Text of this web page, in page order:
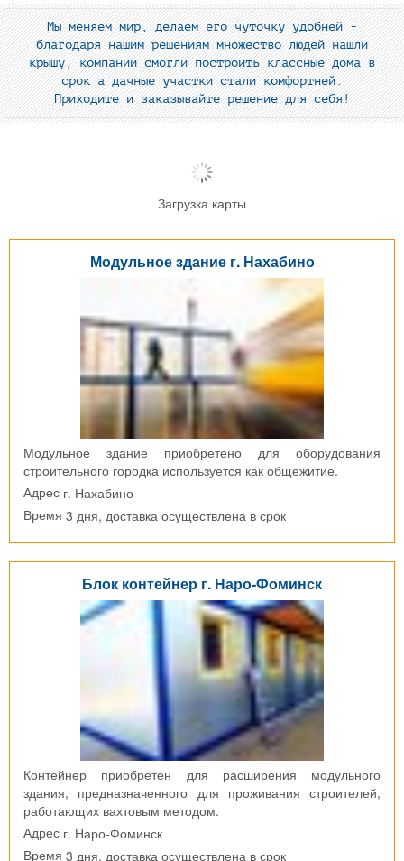
Мы меняем мир, делаем его чуточку удобней -
благодаря нашим решениям множество людей нашли
крышу, компании смогли построить классные дома в
срок а дачные участки стали комфортней.
Приходите и заказывайте решение для себя!
Загрузка карты
Модульное здание г. Нахабино
Модульное здание приобретено для оборудования
строительного городка используется как общежитие.
Адрес г. Нахабино
Время 3 дня, доставка осуществлена в срок
Блок контейнер г. Наро-Фоминск
Контейнер приобретен для расширения модульного
здания, предназначенного для проживания строителей,
работающих вахтовым методом.
Адрес г. Наро-Фоминск
Время 3 дня, доставка осуществлена в срок